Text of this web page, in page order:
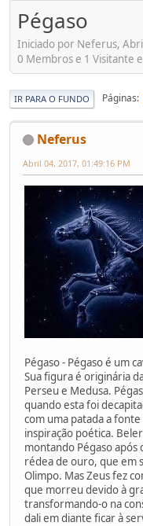
Pégaso
Iniciado por Neferus,
0 Membros e 1 Visitante
IR PARA O FUNDO Páginas
Neferus
Abril 04, 2017, 01:49:16 PM
Pégaso - Pégaso é um
Sua figura é originária
Perseu e Medusa.
quando esta foi
com uma patada a
inspiração poética.
montando Pégaso após
rédea de ouro, que em
Olimpo. Mas Zeus fez
que morreu devido à
transformando-o na
dali em diante ficar à